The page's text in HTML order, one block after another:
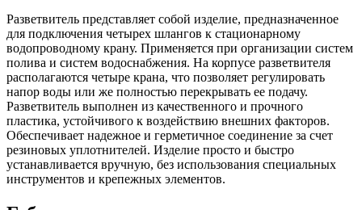
Разветвитель представляет собой изделие, предназначенное
для подключения четырех шлангов к стационарному
водопроводному крану. Применяется при организации систем
полива и систем водоснабжения. На корпусе разветвителя
располагаются четыре крана, что позволяет регулировать
напор воды или же полностью перекрывать ее подачу.
Разветвитель выполнен из качественного и прочного
пластика, устойчивого к воздействию внешних факторов.
Обеспечивает надежное и герметичное соединение за счет
резиновых уплотнителей. Изделие просто и быстро
устанавливается вручную, без использования специальных
инструментов и крепежных элементов.